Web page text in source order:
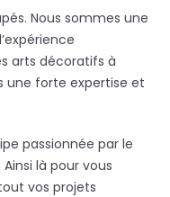
Nous sommes une
arts décoratifs à
une forte expertise et
passionnée par le
là pour vous
vos projets